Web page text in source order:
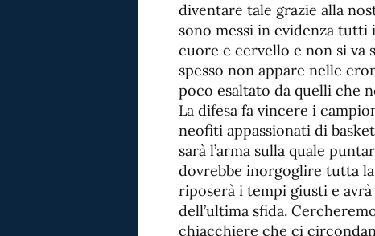
diventare tale grazie alla
sono messi in evidenza tutti
cuore e cervello e non si
spesso non appare nelle
poco esaltato da quelli che
La difesa fa vincere i
neofiti appassionati di
sarà l’arma sulla quale
dovrebbe inorgoglire tutta
riposerà i tempi giusti e
dell’ultima sfida.
chiacchiere che ci